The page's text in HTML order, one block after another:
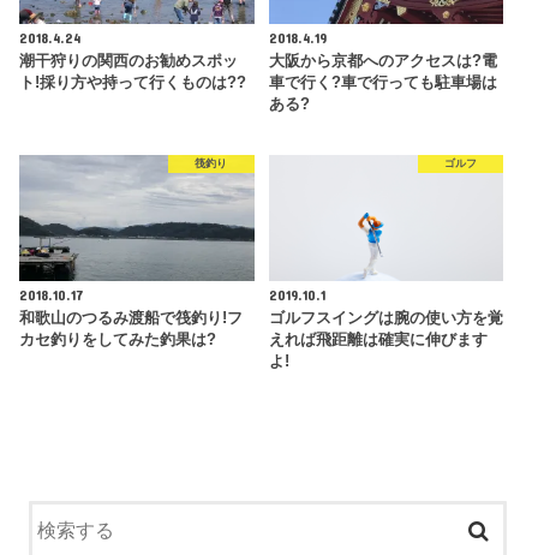
2018.4.24
潮干狩りの関西のお勧めスポッ
ト!採り方や持って行くものは??
2018.4.19
大阪から京都へのアクセスは?電
車で行く?車で行っても駐車場は
ある?
筏釣り
2018.10.17
和歌山のつるみ渡船で筏釣り!フ
カセ釣りをしてみた釣果は?
ゴルフ
2019.10.1
ゴルフスイングは腕の使い方を覚
えれば飛距離は確実に伸びます
よ!